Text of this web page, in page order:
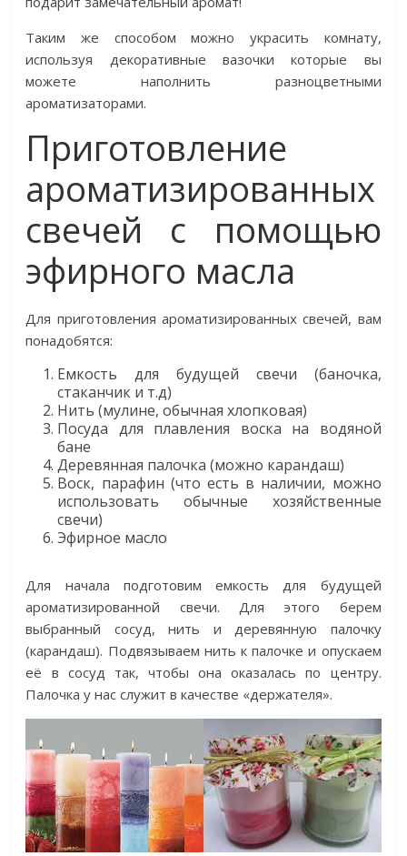
Таким же способом можно украсить комнату,
используя декоративные вазочки которые вы
можете наполнить разноцветными
ароматизаторами.
Приготовление
ароматизированных
свечей с помощью
эфирного масла
Для приготовления ароматизированных свечей, вам
понадобятся:
Емкость для будущей свечи (баночка,
стаканчик и т.д)
Нить (мулине, обычная хлопковая)
Посуда для плавления воска на водяной
бане
Деревянная палочка (можно карандаш)
Воск, парафин (что есть в наличии, можно
использовать обычные хозяйственные
свечи)
Эфирное масло
Для начала подготовим емкость для будущей
ароматизированной свечи. Для этого берем
выбранный сосуд, нить и деревянную палочку
(карандаш). Подвязываем нить к палочке и опускаем
её в сосуд так, чтобы она оказалась по центру.
Палочка у нас служит в качестве «держателя».